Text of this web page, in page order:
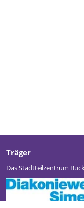
Träger
Das Stadtteilzentrum